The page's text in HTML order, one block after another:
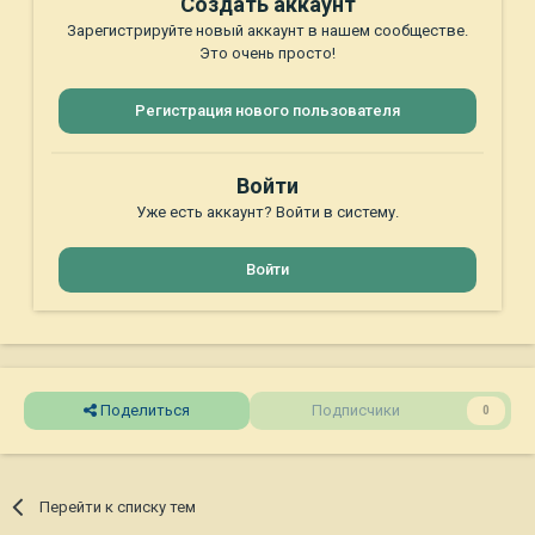
Зарегистрируйте новый аккаунт в нашем сообществе.
Это очень просто!
Регистрация нового пользователя
Войти
Уже есть аккаунт? Войти в систему.
Войти
Поделиться Подписчики 0
Перейти к списку тем